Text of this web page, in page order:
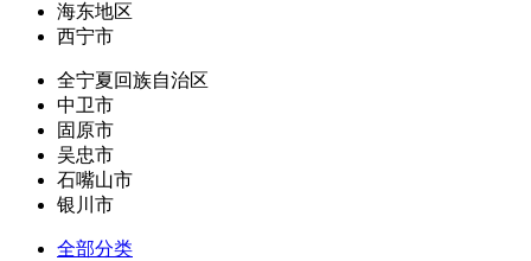
海东地区
西宁市
全宁夏回族自治区
中卫市
固原市
吴忠市
石嘴山市
银川市
全部分类